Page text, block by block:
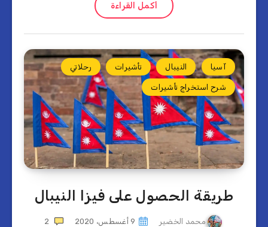
أكمل القراءة
آسيا النيبال تأشيرات رحلاتي
شرح استخراج تأشيرات
طريقة الحصول على فيزا النيبال
محمد الخضير 9 أغسطس، 2020 2